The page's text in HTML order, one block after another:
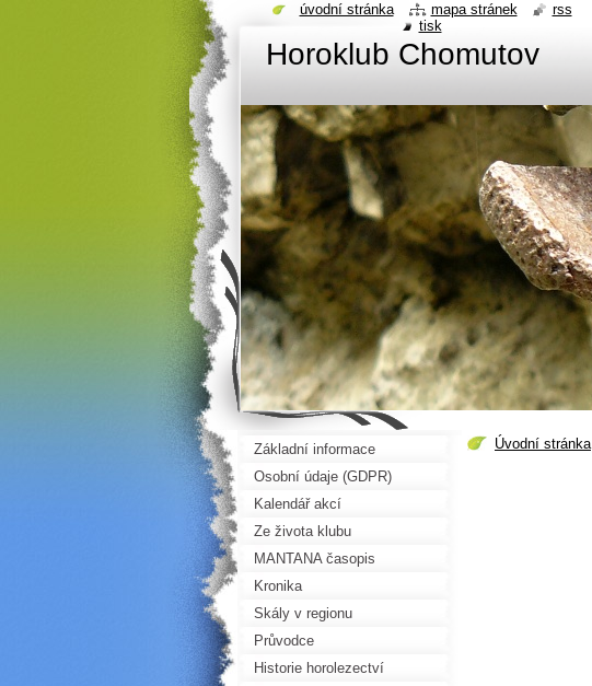
Horoklub Chomutov
Úvodní stránka
Základní informace
Osobní údaje (GDPR)
Kalendář akcí
Ze života klubu
MANTANA časopis
Kronika
Skály v regionu
Průvodce
Historie horolezectví
úvodní stránka mapa stránek
rss
tisk